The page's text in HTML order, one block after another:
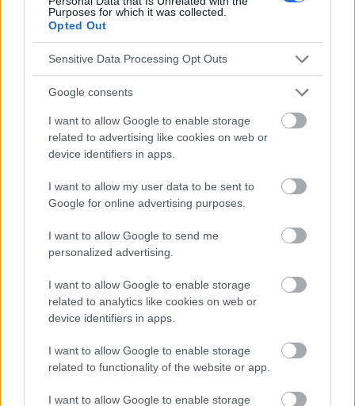
Purposes for which it was collected.
Opted Out
Sensitive Data Processing Opt Outs
Google consents
I want to allow Google to enable storage
related to advertising like cookies on web or
device identifiers in apps.
I want to allow my user data to be sent to
Google for online advertising purposes.
I want to allow Google to send me
personalized advertising.
I want to allow Google to enable storage
related to analytics like cookies on web or
device identifiers in apps.
I want to allow Google to enable storage
related to functionality of the website or app.
I want to allow Google to enable storage
zu konsultieren.
Werbung: